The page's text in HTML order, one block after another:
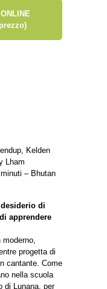
Kelden
Lham
– Bhutan
di
apprendere
progetta di
cantante. Come
nella scuola
di Lunana, per